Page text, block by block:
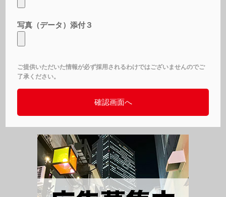
写真（データ）添付３
ご提供いただいた情報が必ず採用されるわけではございませんのでご
了承ください。